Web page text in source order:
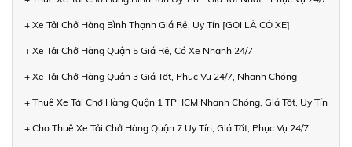
+ Xe Tải Chở Hàng Bình Thạnh Giá Rẻ, Uy Tín [GỌI LÀ CÓ XE]
+ Xe Tải Chở Hàng Quận 5 Giá Rẻ, Có Xe Nhanh 24/7
+ Xe Tải Chở Hàng Quận 3 Giá Tốt, Phục Vụ 24/7, Nhanh Chóng
+ Thuê Xe Tải Chở Hàng Quận 1 TPHCM Nhanh Chóng, Giá Tốt, Uy Tín
+ Cho Thuê Xe Tải Chở Hàng Quận 7 Uy Tín, Giá Tốt, Phục Vụ 24/7